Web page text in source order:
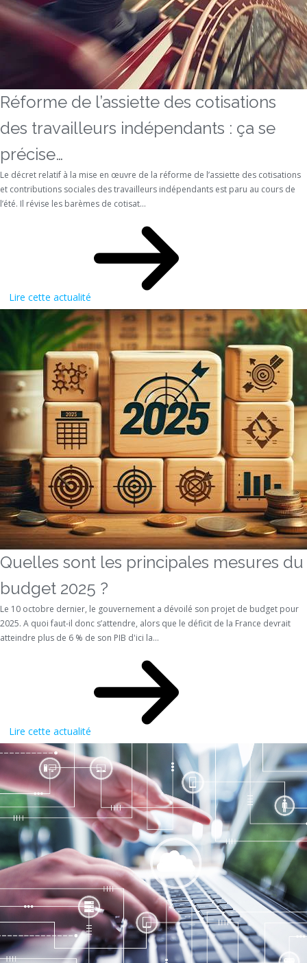
Réforme de l’assiette des cotisations
des travailleurs indépendants : ça se
précise…
Le décret relatif à la mise en œuvre de la réforme de l’assiette des cotisations
et contributions sociales des travailleurs indépendants est paru au cours de
l’été. Il révise les barèmes de cotisat...
Lire cette actualité
Quelles sont les principales mesures du
budget 2025 ?
Le 10 octobre dernier, le gouvernement a dévoilé son projet de budget pour
2025. A quoi faut-il donc s’attendre, alors que le déficit de la France devrait
atteindre plus de 6 % de son PIB d'ici la...
Lire cette actualité